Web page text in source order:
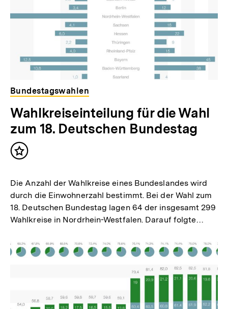
Bundestagswahlen
Wahlkreiseinteilung für die Wahl
zum 18. Deutschen Bundestag
Inhalt
Die Anzahl der Wahlkreise eines Bundeslandes wird
durch die Einwohnerzahl bestimmt. Bei der Wahl zum
18. Deutschen Bundestag lagen 64 der insgesamt 299
Wahlkreise in Nordrhein-Westfalen. Darauf folgte…